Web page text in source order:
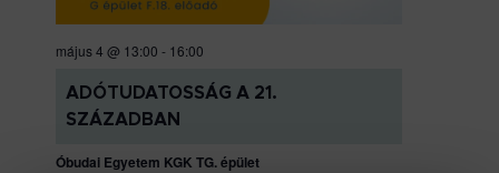
május 4 @ 13:00 - 16:00
ADÓTUDATOSSÁG A 21.
SZÁZADBAN
Óbudai Egyetem KGK TG. épület